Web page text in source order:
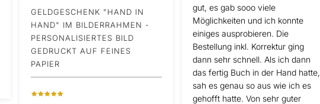
gut, es gab sooo viele
Möglichkeiten und ich konnte
einiges ausprobieren. Die
Bestellung inkl. Korrektur ging
dann sehr schnell. Als ich dann
das fertig Buch in der Hand hatte,
sah es genau so aus wie ich es
gehofft hatte. Von sehr guter
GELDGESCHENK "HAND IN
HAND" IM BILDERRAHMEN -
PERSONALISIERTES BILD
GEDRUCKT AUF FEINES
PAPIER